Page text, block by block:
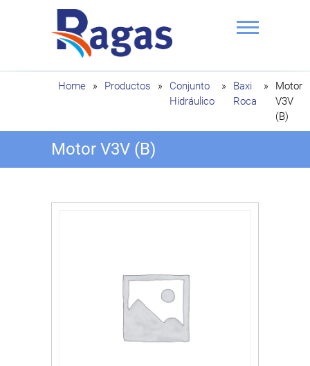
Ragas
Home » Productos »
Conjunto
Hidráulico
»
Baxi
Roca
»
Motor
V3V
(B)
Motor V3V (B)